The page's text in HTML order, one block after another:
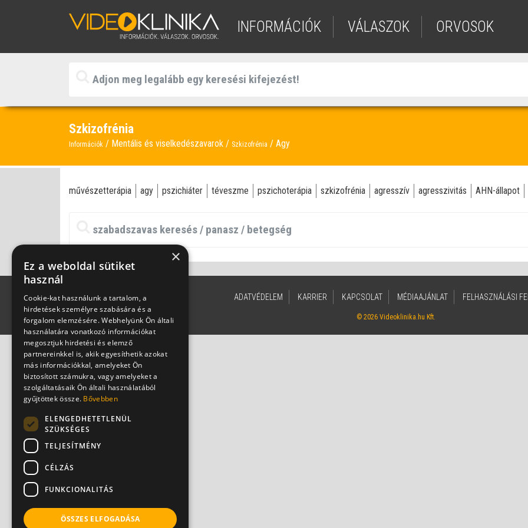
INFORMÁCIÓK VÁLASZOK ORVOSOK
Szkizofrénia
Információk Mentális és viselkedészavarok Szkizofrénia Agy
művészetterápia agy pszichiáter téveszme pszichoterápia szkizofrénia agresszív agresszivitás AHN-állapot
ADATVÉDELEM KARRIER KAPCSOLAT MÉDIAAJÁNLAT FELHASZNÁLÁSI
© 2026 Videoklinika.hu Kft.
×
Ez a weboldal sütiket
használ
Cookie-kat használunk a tartalom, a
hirdetések személyre szabására és a
forgalom elemzésére. Webhelyünk Ön általi
használatára vonatkozó információkat
megosztjuk hirdetési és elemző
partnereinkkel is, akik egyesíthetik azokat
más információkkal, amelyeket Ön
biztosított számukra, vagy amelyeket a
szolgáltatásaik Ön általi használatából
gyűjtöttek össze. Bővebben
ELENGEDHETETLENÜL
SZÜKSÉGES
TELJESÍTMÉNY
CÉLZÁS
FUNKCIONALITÁS
ÖSSZES ELFOGADÁSA